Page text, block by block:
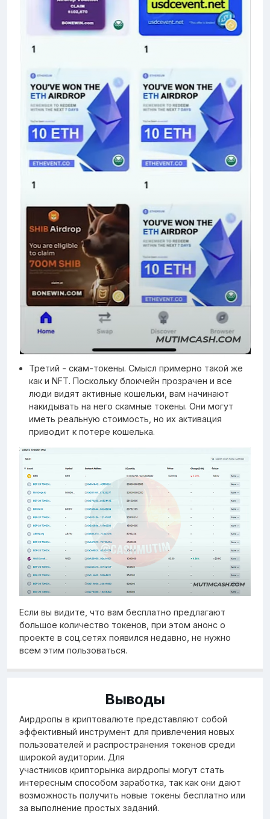
Третий - скам-токены. Смысл примерно такой же
как и NFT. Поскольку блокчейн прозрачен и все
люди видят активные кошельки, вам начинают
накидывать на него скамные токены. Они могут
иметь реальную стоимость, но их активация
приводит к потере кошелька.
Если вы видите, что вам бесплатно предлагают
большое количество токенов, при этом анонс о
проекте в соц.сетях появился недавно, не нужно
всем этим пользоваться.
Выводы
Аирдропы в криптовалюте представляют собой
эффективный инструмент для привлечения новых
пользователей и распространения токенов среди
широкой аудитории. Для
участников крипторынка аирдропы могут стать
интересным способом заработка, так как они дают
возможность получить новые токены бесплатно или
за выполнение простых заданий.